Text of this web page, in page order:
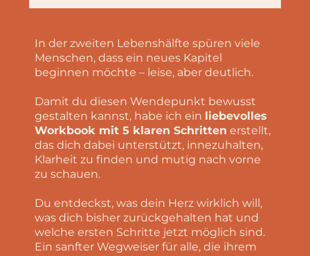
In der zweiten Lebenshälfte spüren viele
Menschen, dass ein neues Kapitel
beginnen möchte – leise, aber deutlich.
Damit du diesen Wendepunkt bewusst
gestalten kannst, habe ich ein liebevolles
Workbook mit 5 klaren Schritten erstellt,
das dich dabei unterstützt, innezuhalten,
Klarheit zu finden und mutig nach vorne
zu schauen.
Du entdeckst, was dein Herz wirklich will,
was dich bisher zurückgehalten hat und
welche ersten Schritte jetzt möglich sind.
Ein sanfter Wegweiser für alle, die ihrem